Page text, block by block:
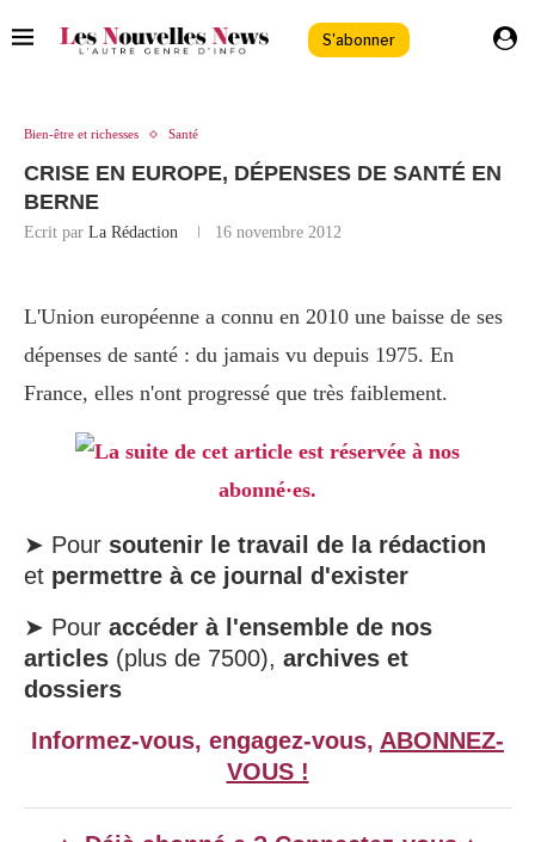
S'abonner
Bien-être et richesses Santé
CRISE EN EUROPE, DÉPENSES DE SANTÉ EN
BERNE
Ecrit par La Rédaction 16 novembre 2012
L'Union européenne a connu en 2010 une baisse de ses
dépenses de santé : du jamais vu depuis 1975. En
France, elles n'ont progressé que très faiblement.
La suite de cet article est réservée à nos
abonné·es.
➤ Pour soutenir le travail de la rédaction
et permettre à ce journal d'exister
➤ Pour accéder à l'ensemble de nos
articles (plus de 7500), archives et
dossiers
Informez-vous, engagez-vous, ABONNEZ-
VOUS !